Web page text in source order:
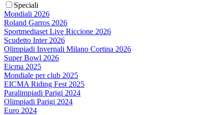
Speciali
Mondiali 2026
Roland Garros 2026
Sportmediaset Live Riccione 2026
Scudetto Inter 2026
Olimpiadi Invernali Milano Cortina 2026
Super Bowl 2026
Eicma 2025
Mondiale per club 2025
EICMA Riding Fest 2025
Paralimpiadi Parigi 2024
Olimpiadi Parigi 2024
Euro 2024